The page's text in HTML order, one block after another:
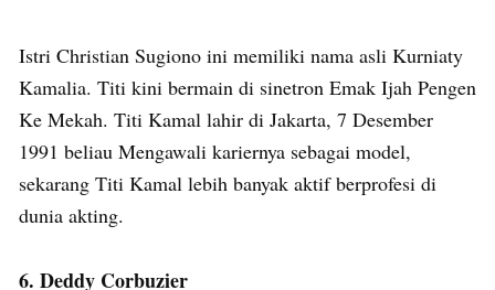
Istri Christian Sugiono ini memiliki nama asli Kurniaty
Kamalia. Titi kini bermain di sinetron Emak Ijah Pengen
Ke Mekah. Titi Kamal lahir di Jakarta, 7 Desember
1991 beliau Mengawali kariernya sebagai model,
sekarang Titi Kamal lebih banyak aktif berprofesi di
dunia akting.
6. Deddy Corbuzier